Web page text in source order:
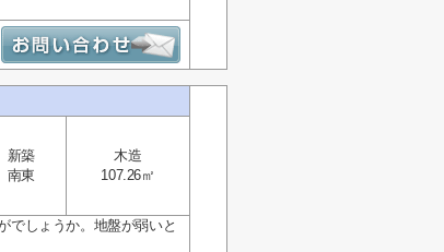
新築
南東
木造
107.26㎡
でしょうか。地盤が弱いと